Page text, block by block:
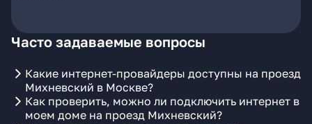
Часто задаваемые вопросы
Какие интернет-провайдеры доступны на проезд
Михневский в Москве?
Как проверить, можно ли подключить интернет в
моем доме на проезд Михневский?